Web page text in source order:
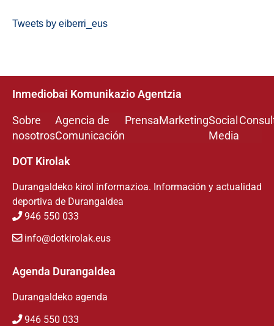
Tweets by eiberri_eus
Inmediobai Komunikazio Agentzia
Sobre
nosotros
Agencia de
Comunicación
PrensaMarketingSocial
Media
DOT Kirolak
Durangaldeko kirol informazioa. Información y actualidad
deportiva de Durangaldea
946 550 033
info@dotkirolak.eus
Agenda Durangaldea
Durangaldeko agenda
946 550 033